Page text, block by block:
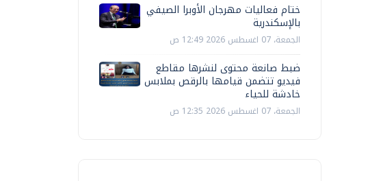
ختام فعاليات مهرجان الأوبرا الصيفي
بالإسكندرية
الجمعة، 07 اغسطس 2026 12:49 ص
ضبط صانعة محتوى لنشرها مقاطع
فيديو تتضمن قيامها بالرقص بملابس
خادشة للحياء
الجمعة، 07 اغسطس 2026 12:35 ص